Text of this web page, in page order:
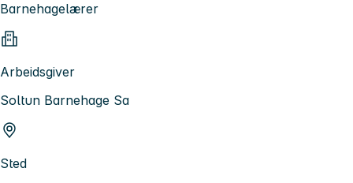
Barnehagelærer
Arbeidsgiver
Soltun Barnehage Sa
Sted